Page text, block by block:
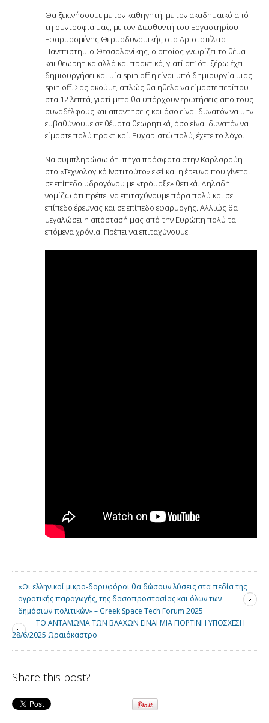
Θα ξεκινήσουμε με τον καθηγητή, με τον ακαδημαϊκό από
τη συντροφιά μας, με τον Διευθυντή του Εργαστηρίου
Εφαρμοσμένης Θερμοδυναμικής στο Αριστοτέλειο
Πανεπιστήμιο Θεσσαλονίκης, ο οποίος γνωρίζει το θέμα
και θεωρητικά αλλά και πρακτικά, γιατί απ’ ότι ξέρω έχει
δημιουργήσει και μία spin off ή είναι υπό δημιουργία μιας
spin off. Σας ακούμε, απλώς θα ήθελα να είμαστε περίπου
στα 12 λεπτά, γιατί μετά θα υπάρχουν ερωτήσεις από τους
συναδέλφους και απαντήσεις και όσο είναι δυνατόν να μην
εμβαθύνουμε σε θέματα θεωρητικά, όσο είναι δυνατόν να
είμαστε πολύ πρακτικοί. Ευχαριστώ πολύ, έχετε το λόγο.
Nα συμπληρώσω ότι πήγα πρόσφατα στην Kαρλσρούη
στο «Τεχνολογικό Ινστιτούτο» εκεί και η έρευνα που γίνεται
σε επίπεδο υδρογόνου με «τρόμαξε» θετικά. Δηλαδή
νομίζω ότι πρέπει να επιταχύνουμε πάρα πολύ και σε
επίπεδο έρευνας και σε επίπεδο εφαρμογής. Αλλιώς θα
μεγαλώσει η απόστασή μας από την Ευρώπη πολύ τα
επόμενα χρόνια. Πρέπει να επιταχύνουμε.
«Οι ελληνικοί μικρο-δορυφόροι θα δώσουν λύσεις στα πεδία της
αγροτικής παραγωγής, της δασοπροστασίας και όλων των
δημόσιων πολιτικών» – Greek Space Tech Forum 2025
ΤΟ ΑΝΤΑΜΩΜΑ ΤΩΝ ΒΛΑΧΩΝ ΕΙΝΑΙ ΜΙΑ ΓΙΟΡΤΙΝΗ ΥΠΟΣΧΕΣΗ
28/6/2025 Ωραιόκαστρο
Share this post?